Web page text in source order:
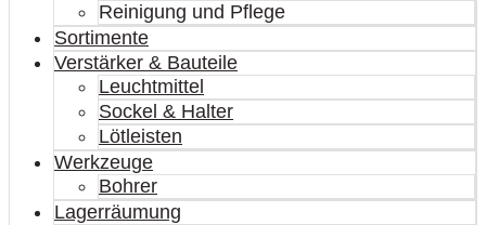
Reinigung und Pflege
Sortimente
Verstärker & Bauteile
Leuchtmittel
Sockel & Halter
Lötleisten
Werkzeuge
Bohrer
Lagerräumung